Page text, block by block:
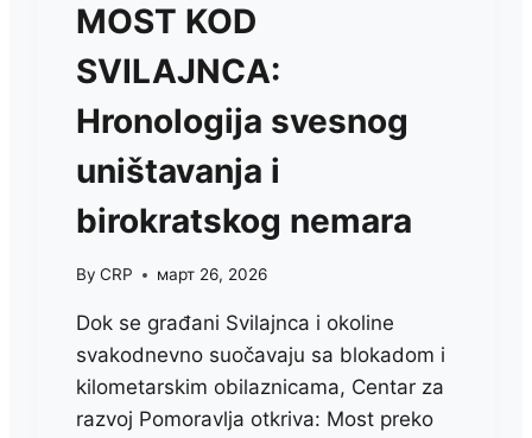
MOST KOD
SVILAJNCA:
Hronologija svesnog
uništavanja i
birokratskog nemara
By CRP март 26, 2026
Dok se građani Svilajnca i okoline
svakodnevno suočavaju sa blokadom i
kilometarskim obilaznicama, Centar za
razvoj Pomoravlja otkriva: Most preko